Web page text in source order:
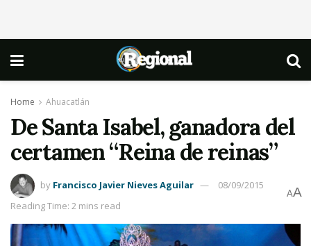
Home Ahuacatlán
De Santa Isabel, ganadora del
certamen “Reina de reinas”
by Francisco Javier Nieves Aguilar
08/09/2015
Reading Time: 2 mins read
AA